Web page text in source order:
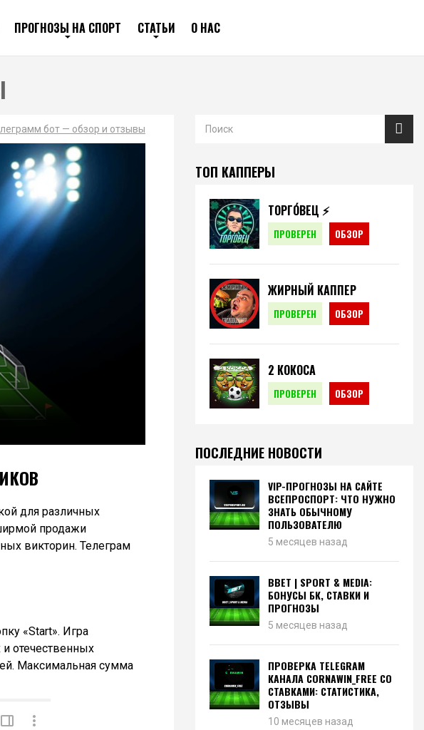
ПРОГНОЗЫ НА СПОРТ СТАТЬИ О НАС
бот — обзор и отзывы
для различных
продажи
викторин. Телеграм
«Start». Игра
отечественных
Максимальная сумма
ТОП КАППЕРЫ
ТОРГО́ВЕЦ ⚡️
ПРОВЕРЕН ОБЗОР
ЖИРНЫЙ КАППЕР
ПРОВЕРЕН ОБЗОР
2 КОКОСА
ПРОВЕРЕН ОБЗОР
ПОСЛЕДНИЕ НОВОСТИ
VIP-ПРОГНОЗЫ НА САЙТЕ
ВСЕПРОСПОРТ: ЧТО НУЖНО
ЗНАТЬ ОБЫЧНОМУ
ПОЛЬЗОВАТЕЛЮ
5 месяцев назад
BBET | SPORT & MEDIA:
БОНУСЫ БК, СТАВКИ И
ПРОГНОЗЫ
5 месяцев назад
ПРОВЕРКА TELEGRAM
КАНАЛА CORNAWIN_FREE СО
СТАВКАМИ: СТАТИСТИКА,
ОТЗЫВЫ
10 месяцев назад